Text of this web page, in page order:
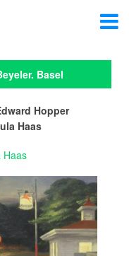
Basel
Hopper
Haas
Haas